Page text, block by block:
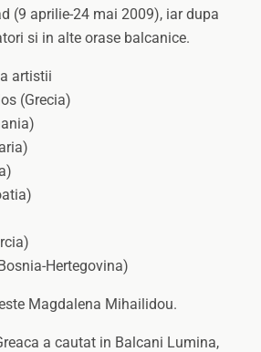
(9 aprilie-24 mai 2009), iar dupa
si in alte orase balcanice.
artistii
(Grecia)
Hertegovina)
Magdalena Mihailidou.
a cautat in Balcani Lumina,